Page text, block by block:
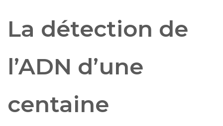
La détection de
l’ADN d’une
centaine